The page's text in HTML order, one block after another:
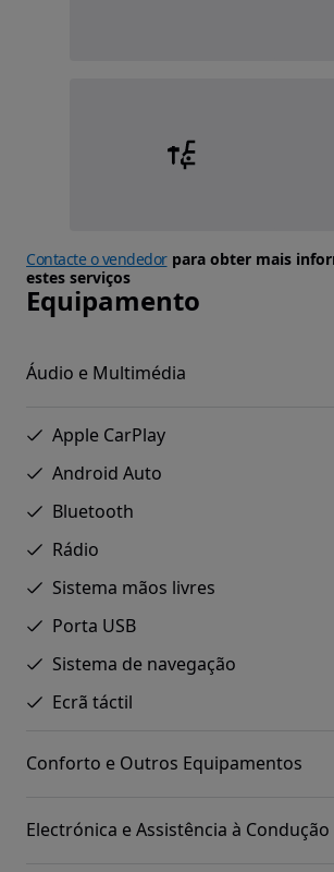
Contacte o vendedorpara obter mais
estes serviços
Equipamento
Áudio e Multimédia
Apple CarPlay
Android Auto
Bluetooth
Rádio
Sistema mãos livres
Porta USB
Sistema de navegação
Ecrã táctil
Conforto e Outros Equipamentos
Electrónica e Assistência à Condução